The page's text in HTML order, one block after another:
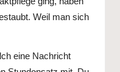
Weil man sich
eine Nachricht